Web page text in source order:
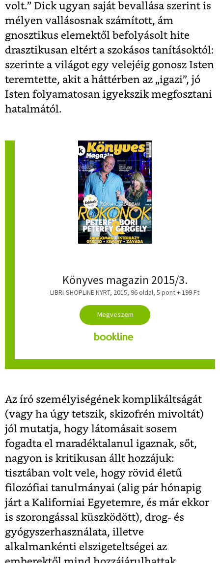
volt.” Dick ugyan saját bevallása szerint is
mélyen vallásosnak számított, ám
gnosztikus elemektől befolyásolt hite
drasztikusan eltért a szokásos tanításoktól:
szerinte a világot egy velejéig gonosz Isten
teremtette, akit a háttérben az „igazi”, jó
Isten folyamatosan igyekszik megfosztani
hatalmától.
Könyves magazin 2015/3.
LIBRI-SHOPLINE NYRT, 2015, 96 oldal, 5 pont + 199 Ft
Az író személyiségének komplikáltságát
(vagy ha úgy tetszik, skizofrén mivoltát)
jól mutatja, hogy látomásait sosem
fogadta el maradéktalanul igaznak, sőt,
nagyon is kritikusan állt hozzájuk:
tisztában volt vele, hogy rövid életű
filozófiai tanulmányai (alig pár hónapig
járt a Kaliforniai Egyetemre, és már ekkor
is szorongással küszködött), drog- és
gyógyszerhasználata, illetve
alkalmankénti elszigeteltségei az